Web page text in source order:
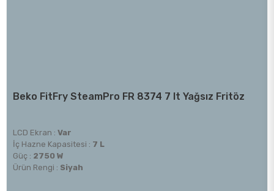
Beko FitFry SteamPro FR 8374 7 lt Yağsız Fritöz
LCD Ekran : Var
İç Hazne Kapasitesi : 7 L
Güç : 2750 W
Ürün Rengi : Siyah